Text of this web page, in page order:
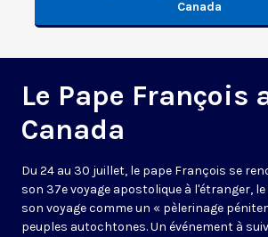
Canada
Le Pape François
Canada
Du 24 au 30 juillet, le pape François se
son 37e voyage apostolique à l'étranger,
son voyage comme un « pèlerinage
peuples autochtones. Un événement à